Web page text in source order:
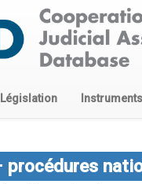
Législation